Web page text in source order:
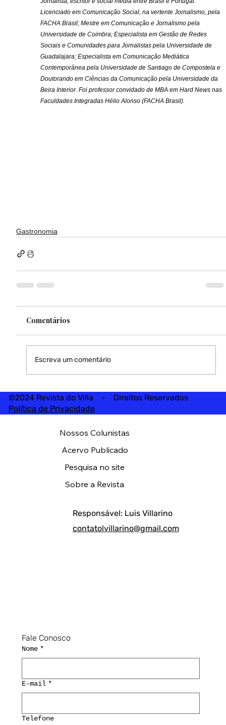
Licenciado em Comunicação Social, na vertente Jornalismo, pela
FACHA Brasil; Mestre em Comunicação e Jornalismo pela
Universidade de Coimbra; Especialista em Gestão de Redes
Sociais e Comunidades para Jornalistas pela Universidade de
Guadalajara; Especialista em Comunicação Mediática
Contemporânea pela Universidade de Santiago de Compostela e
Doutorando em Ciências da Comunicação pela Universidade da
Beira Interior. Foi professor convidado de MBA em Hard News nas
Faculdades Integradas Hélio Alonso (FACHA Brasil).
Gastronomia
Comentários
Escreva um comentário
©2024 Revista do Villa - Direitos Reservados
Política de Privacidade
Fale Conosco
Nome *
E-mail *
Telefone
Responsável: Luis Villarino
contatolvillarino@gmail.com
Nossos Colunistas
Acervo Publicado
Pesquisa no site
Sobre a Revista